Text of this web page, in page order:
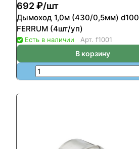
692 ₽/шт
Дымоход 1,0м (430/0,5мм) d100
FERRUM (4шт/уп)
Есть в наличии Арт. f1001
В корзину